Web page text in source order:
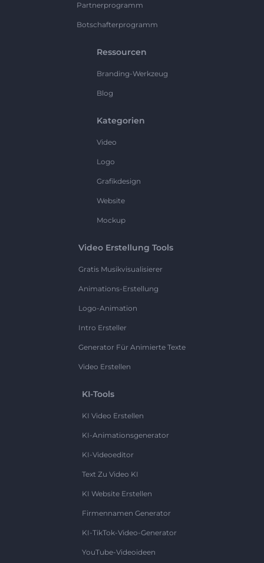
Partnerprogramm
Botschafterprogramm
Ressourcen
Branding-Werkzeug
Blog
Kategorien
Video
Logo
Grafikdesign
Website
Mockup
Video Erstellung Tools
Gratis Musikvisualisierer
Animations-Erstellung
Logo-Animation
Intro Ersteller
Generator Für Animierte Texte
Video Erstellen
KI-Tools
KI Video Erstellen
KI-Animationsgenerator
KI-Videoeditor
Text Zu Video KI
KI Website Erstellen
Firmennamen Generator
KI-TikTok-Video-Generator
YouTube-Videoideen